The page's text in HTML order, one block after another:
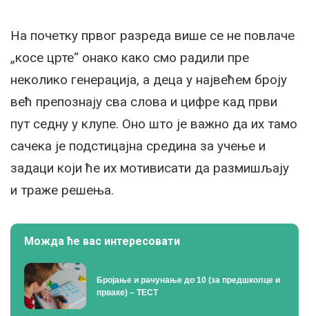
На почетку првог разреда више се не повлаче
„косе црте“ онако како смо радили пре
неколико генерација, а деца у највећем броју
већ препознају сва слова и цифре кад први
пут седну у клупе. Оно што је важно да их тамо
сачека је подстицајна средина за учење и
задаци који ће их мотивисати да размишљају
и траже решења.
Можда ће вас интересовати
Бројање и рачунање до 10 (за предшколце и
прваке) – ТЕСТ